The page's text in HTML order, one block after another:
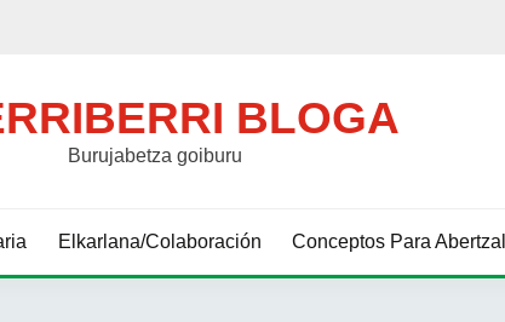
BLOGA
Burujabetza goiburu
Elkarlana/Colaboración Conceptos Para